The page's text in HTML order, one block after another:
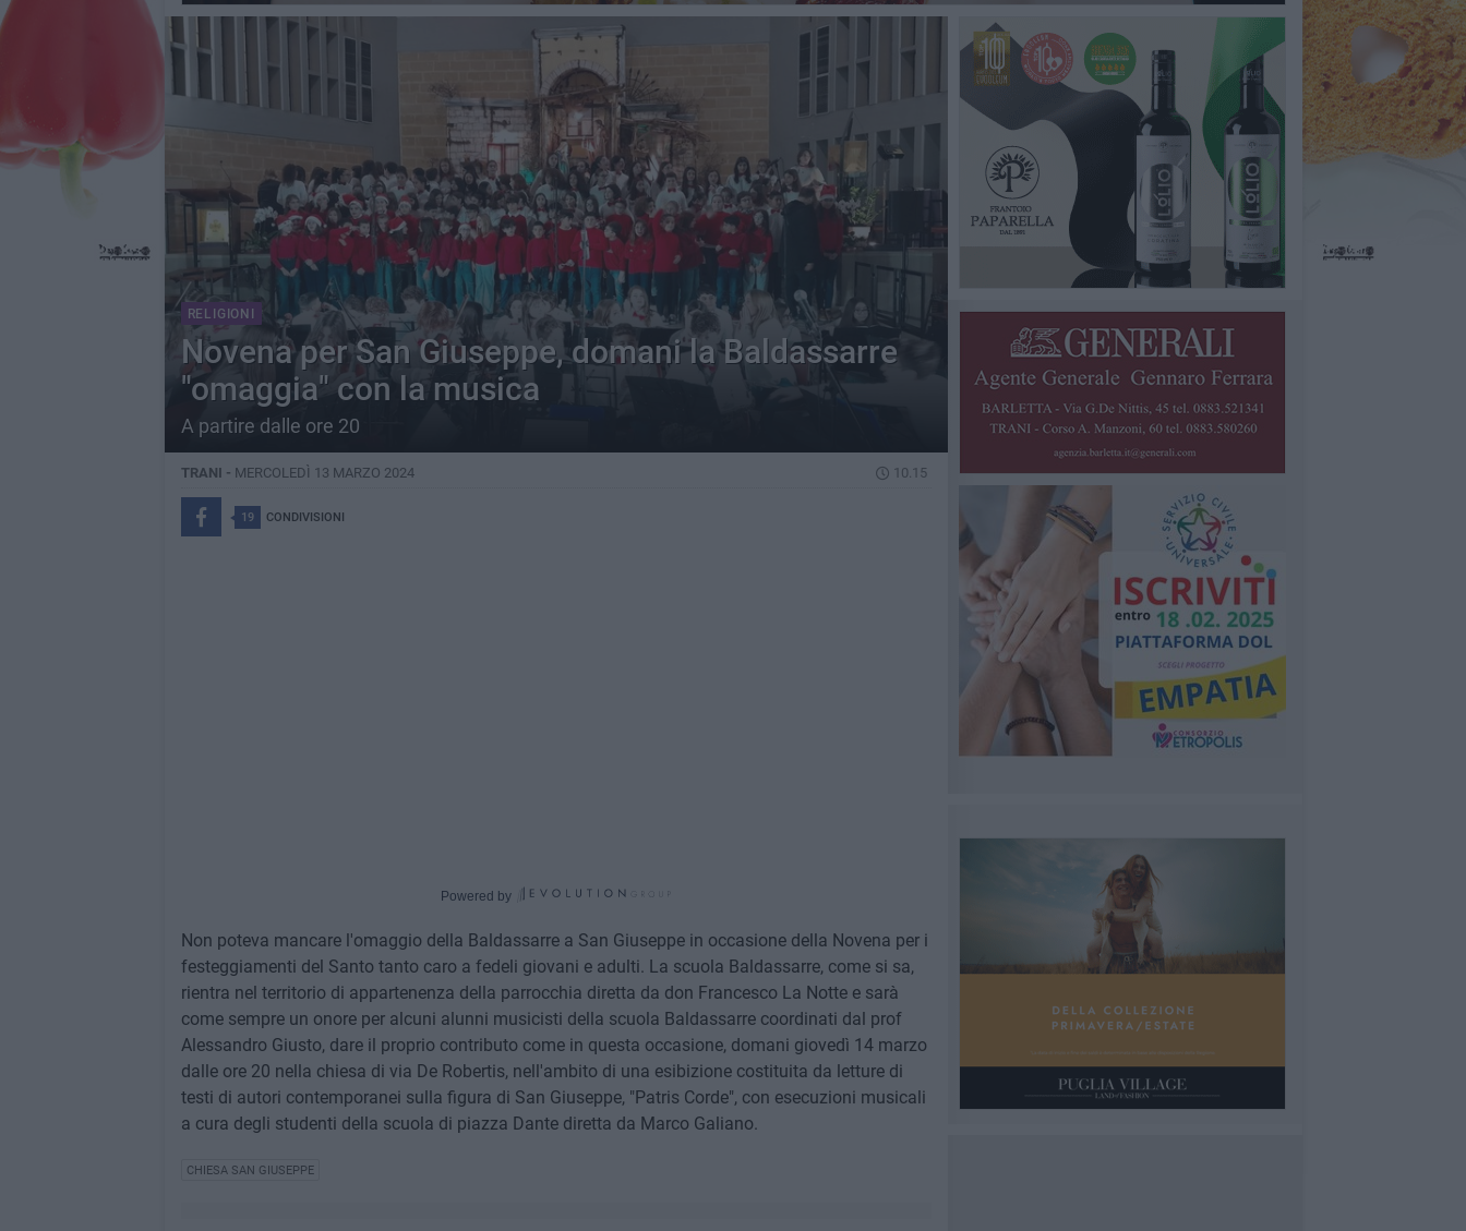
RELIGIONI
Novena per San Giuseppe, domani la Baldassarre
"omaggia" con la musica
A partire dalle ore 20
TRANI - MERCOLEDÌ 13 MARZO 2024 10.15
19 CONDIVISIONI
Powered by
Non poteva mancare l'omaggio della Baldassarre a San Giuseppe in occasione della Novena per i
festeggiamenti del Santo tanto caro a fedeli giovani e adulti. La scuola Baldassarre, come si sa,
rientra nel territorio di appartenenza della parrocchia diretta da don Francesco La Notte e sarà
come sempre un onore per alcuni alunni musicisti della scuola Baldassarre coordinati dal prof
Alessandro Giusto, dare il proprio contributo come in questa occasione, domani giovedì 14 marzo
dalle ore 20 nella chiesa di via De Robertis, nell'ambito di una esibizione costituita da letture di
testi di autori contemporanei sulla figura di San Giuseppe, "Patris Corde", con esecuzioni musicali
a cura degli studenti della scuola di piazza Dante diretta da Marco Galiano.
CHIESA SAN GIUSEPPE